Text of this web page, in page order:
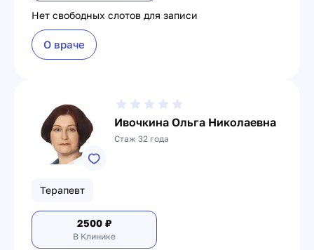
Нет свободных слотов для записи
О враче
Ивочкина Ольга Николаевна
Стаж 32 года
Терапевт
2500 ₽
В Клинике